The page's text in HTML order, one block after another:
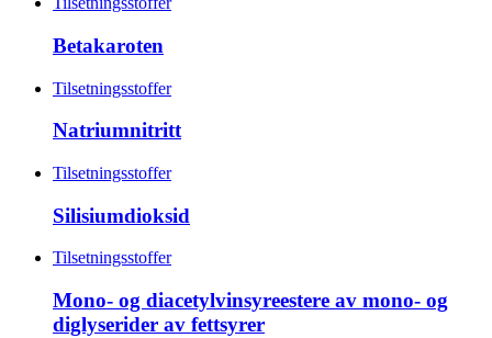
Betakaroten
Tilsetningsstoffer
Natriumnitritt
Tilsetningsstoffer
Silisiumdioksid
Tilsetningsstoffer
Mono- og diacetylvinsyreestere av mono- og
diglyserider av fettsyrer